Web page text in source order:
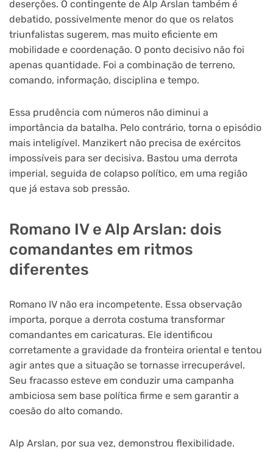
deserções. O contingente de Alp Arslan também é
debatido, possivelmente menor do que os relatos
triunfalistas sugerem, mas muito eficiente em
mobilidade e coordenação. O ponto decisivo não foi
apenas quantidade. Foi a combinação de terreno,
comando, informação, disciplina e tempo.
Essa prudência com números não diminui a
importância da batalha. Pelo contrário, torna o episódio
mais inteligível. Manzikert não precisa de exércitos
impossíveis para ser decisiva. Bastou uma derrota
imperial, seguida de colapso político, em uma região
que já estava sob pressão.
Romano IV e Alp Arslan: dois
comandantes em ritmos
diferentes
Romano IV não era incompetente. Essa observação
importa, porque a derrota costuma transformar
comandantes em caricaturas. Ele identificou
corretamente a gravidade da fronteira oriental e tentou
agir antes que a situação se tornasse irrecuperável.
Seu fracasso esteve em conduzir uma campanha
ambiciosa sem base política firme e sem garantir a
coesão do alto comando.
Alp Arslan, por sua vez, demonstrou flexibilidade.